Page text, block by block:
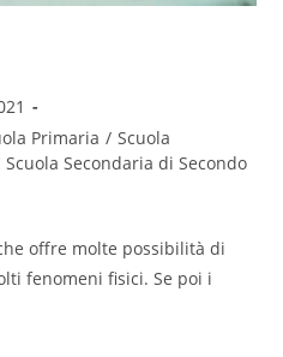
Primaria / Scuola
Scuola Secondaria di Secondo
offre molte possibilità di
fenomeni fisici. Se poi i